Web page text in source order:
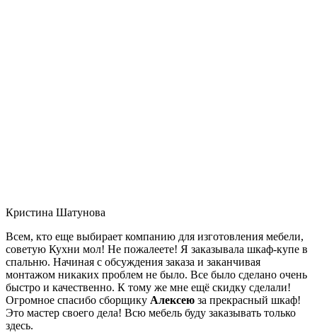
Кристина Шатунова
Всем, кто еще выбирает компанию для изготовления мебели,
советую Кухни мол! Не пожалеете! Я заказывала шкаф-купе в
спальню. Начиная с обсуждения заказа и заканчивая
монтажом никаких проблем не было. Все было сделано очень
быстро и качественно. К тому же мне ещё скидку сделали!
Огромное спасибо сборщику Алексею за прекрасный шкаф!
Это мастер своего дела! Всю мебель буду заказывать только
здесь.